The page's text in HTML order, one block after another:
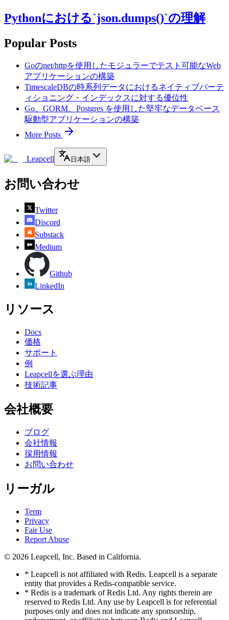
Pythonにおける`json.dumps()`の理解
Popular Posts
Goのnet/httpを使用したモジュラーでテスト可能なWeb
アプリケーションの構築
TimescaleDBの時系列データにおけるネイティブパーテ
ィショニング・インデックスに対する優位性
Go、GORM、Postgres を使用した堅牢なデータベース
駆動型アプリケーションの構築
More Posts
Leapcell 日本語
お問い合わせ
Twitter
Discord
Substack
Medium
Github
LinkedIn
リソース
Docs
価格
サポート
例
Leapcellを選ぶ理由
技術記事
会社概要
ブログ
会社情報
採用情報
お問い合わせ
リーガル
Term
Privacy
Fair Use
Report Abuse
© 2026 Leapcell, Inc. Based in California.
* Leapcell is not affiliated with Redis. Leapcell is a separate
entity that provides a Redis-compatible service.
* Redis is a trademark of Redis Ltd. Any rights therein are
reserved to Redis Ltd. Any use by Leapcell is for referential
purposes only and does not indicate any sponsorship,